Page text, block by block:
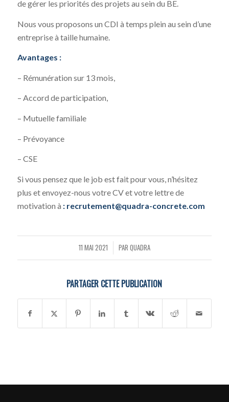
de gérer les priorités des projets au sein du BE.
Nous vous proposons un CDI à temps plein au sein d’une
entreprise à taille humaine.
Avantages :
– Rémunération sur 13 mois,
– Accord de participation,
– Mutuelle familiale
– Prévoyance
– CSE
Si vous pensez que le job est fait pour vous, n’hésitez
plus et envoyez-nous votre CV et votre lettre de
motivation à : recrutement@quadra-concrete.com
11 MAI 2021
/ PAR QUADRA
PARTAGER CETTE PUBLICATION